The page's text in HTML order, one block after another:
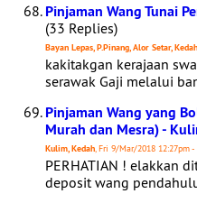
Pinjaman Wang Tunai
(33 Replies)
Bayan Lepas, P.Pinang, Alor Setar, Kedah
kakitakgan kerajaan
serawak Gaji melalui
Pinjaman Wang yang
Murah dan Mesra) -
Kulim, Kedah, Fri 9/Mar/2018 12:27pm -
PERHATIAN ! elakkan
deposit wang